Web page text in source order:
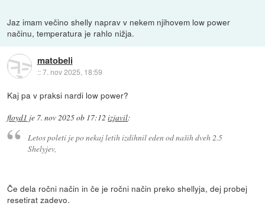
Jaz imam večino shelly naprav v nekem njihovem low power
načinu, temperatura je rahlo nižja.
matobeli
::7. nov 2025, 18:59
Kaj pa v praksi nardi low power?
floyd1 je 7. nov 2025 ob 17:12 izjavil:
Letos poleti je po nekaj letih izdihnil eden od naših dveh 2.5
Shelyjev,
Če dela ročni način in če je ročni način preko shellyja, dej probej
resetirat zadevo.